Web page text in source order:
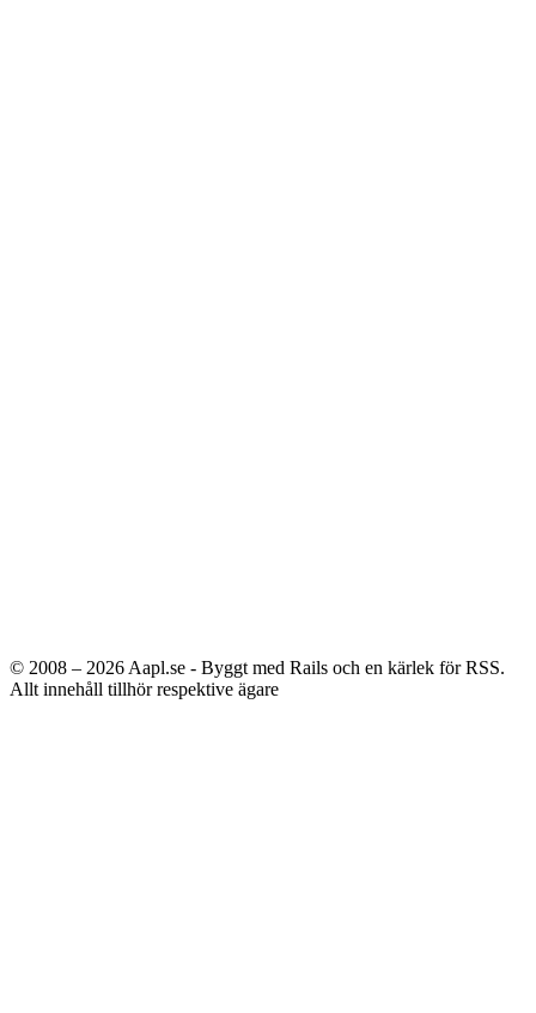
© 2008 – 2026 Aapl.se - Byggt med Rails och en kärlek för RSS.
Allt innehåll tillhör respektive ägare